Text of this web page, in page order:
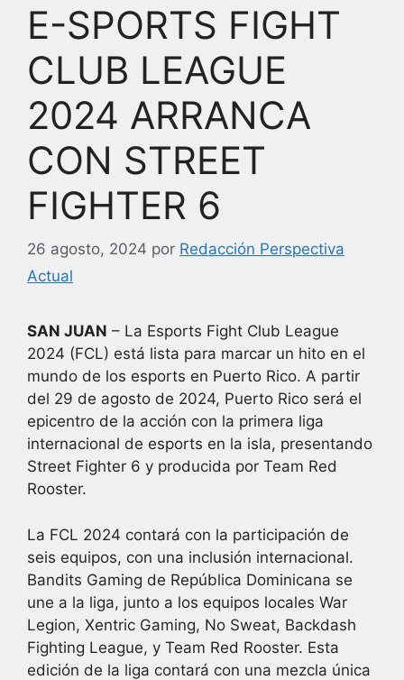
E-SPORTS FIGHT
CLUB LEAGUE
2024 ARRANCA
CON STREET
FIGHTER 6
26 agosto, 2024 por Redacción Perspectiva
Actual
SAN JUAN – La Esports Fight Club League
2024 (FCL) está lista para marcar un hito en el
mundo de los esports en Puerto Rico. A partir
del 29 de agosto de 2024, Puerto Rico será el
epicentro de la acción con la primera liga
internacional de esports en la isla, presentando
Street Fighter 6 y producida por Team Red
Rooster.
La FCL 2024 contará con la participación de
seis equipos, con una inclusión internacional.
Bandits Gaming de República Dominicana se
une a la liga, junto a los equipos locales War
Legion, Xentric Gaming, No Sweat, Backdash
Fighting League, y Team Red Rooster. Esta
edición de la liga contará con una mezcla única